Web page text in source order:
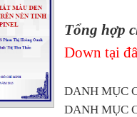
Tổng hợp
Down tại
DANH MỤC
DANH MỤC